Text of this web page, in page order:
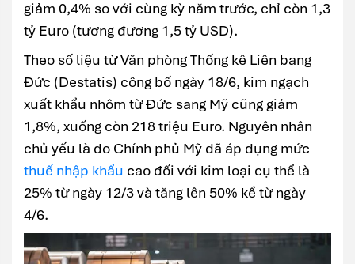
giảm 0,4% so với cùng kỳ năm trước, chỉ còn 1,3
tỷ Euro (tương đương 1,5 tỷ USD).
Theo số liệu từ Văn phòng Thống kê Liên bang
Đức (Destatis) công bố ngày 18/6, kim ngạch
xuất khẩu nhôm từ Đức sang Mỹ cũng giảm
1,8%, xuống còn 218 triệu Euro. Nguyên nhân
chủ yếu là do Chính phủ Mỹ đã áp dụng mức
thuế nhập khẩu cao đối với kim loại cụ thể là
25% từ ngày 12/3 và tăng lên 50% kể từ ngày
4/6.